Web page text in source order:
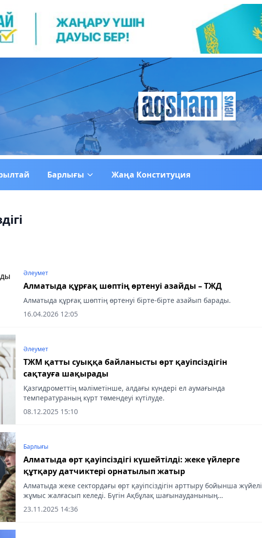
Барлығы Жаңа Конституция
Әлеумет
Алматыда құрғақ шөптің өртенуі азайды – ТЖД
Алматыда құрғақ шөптің өртенуі бірте-бірте азайып барады.
16.04.2026 12:05
Әлеумет
ТЖМ қатты суыққа байланысты өрт қауіпсіздігін
сақтауға шақырады
Қазгидрометтің мәліметінше, алдағы күндері ел аумағында
температураның күрт төмендеуі күтілуде.
08.12.2025 15:10
Барлығы
Алматыда өрт қауіпсіздігі күшейтілді: жеке үйлерге
құтқару датчиктері орнатылып жатыр
Алматыда жеке сектордағы өрт қауіпсіздігін арттыру бойынша жүйелі
жұмыс жалғасып келеді. Бүгін Ақбұлақ шағынауданының
тұрғындарына жылыту құрылғысын дұрыс пайдалану ережесі
түсіндіріліп, үйіне газ...
23.11.2025 14:36